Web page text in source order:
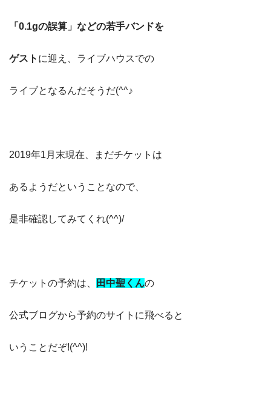
「0.1gの誤算」などの若手バンドを
ゲスト に迎え、ライブハウスでの
ライブとなるんだそうだ(^^♪
2019年1月末現在、まだチケットは
あるようだということなので、
是非確認してみてくれ(^^)/
チケットの予約は、 田中聖くんの
公式ブログから予約のサイトに飛べると
いうことだぞ!(^^)!